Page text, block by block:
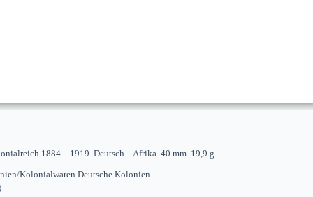
1884 – 1919. Deutsch – Afrika. 40 mm. 19,9 g.
Kolonialwaren Deutsche Kolonien